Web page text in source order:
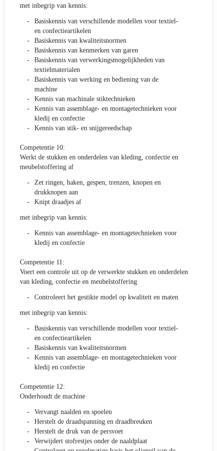
met inbegrip van kennis:
Basiskennis van verschillende modellen voor textiel-
en confectieartikelen
Basiskennis van kwaliteitsnormen
Basiskennis van kenmerken van garen
Basiskennis van verwerkingsmogelijkheden van
textielmaterialen
Basiskennis van werking en bediening van de
machine
Kennis van machinale stiktechnieken
Kennis van assemblage- en montagetechnieken voor
kledij en confectie
Kennis van stik- en snijgereedschap
Competentie 10:
Werkt de stukken en onderdelen van kleding, confectie en
meubelstoffering af
Zet ringen, haken, gespen, trenzen, knopen en
drukknopen aan
Knipt draadjes af
met inbegrip van kennis:
Kennis van assemblage- en montagetechnieken voor
kledij en confectie
Competentie 11:
Voert een controle uit op de verwerkte stukken en onderdelen
van kleding, confectie en meubelstoffering
Controleert het gestikte model op kwaliteit en maten
met inbegrip van kennis:
Basiskennis van verschillende modellen voor textiel-
en confectieartikelen
Basiskennis van kwaliteitsnormen
Kennis van assemblage- en montagetechnieken voor
kledij en confectie
Competentie 12:
Onderhoudt de machine
Vervangt naalden en spoelen
Herstelt de draadspanning en draadbreuken
Herstelt de druk van de persvoet
Verwijdert stofrestjes onder de naaldplaat